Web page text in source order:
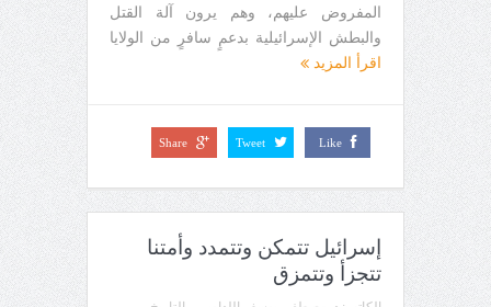
المفروض عليهم، وهم يرون آلة القتل
والبطش الإسرائيلية بدعمٍ سافرٍ من الولايا
اقرأ المزيد
Like
Tweet
Share
إسرائيل تتمكن وتتمدد وأمتنا
تتجزأ وتتمزق